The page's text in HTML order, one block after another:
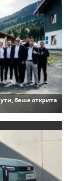
беше открита